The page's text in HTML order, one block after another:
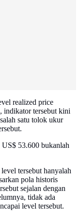
realized price
indikator tersebut kini
satu tolok ukur
53.600 bukanlah
tersebut hanyalah
pola historis
sejalan dengan
tidak ada
level tersebut.